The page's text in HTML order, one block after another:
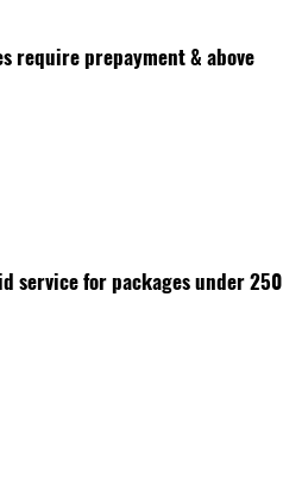
require prepayment & above
service for packages under 250